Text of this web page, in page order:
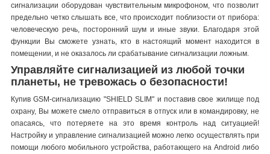
сигнализации оборудован чувствительным микрофоном, что позволит
предельно четко слышать все, что происходит поблизости от прибора:
человеческую речь, посторонний шум и иные звуки. Благодаря этой
функции Вы сможете узнать, кто в настоящий момент находится в
помещении, и не оказалось ли срабатывание сигнализации ложным.
Управляйте сигнализацией из любой точки
планеты, не тревожась о безопасности!
Купив GSM-сигнализацию "SHIELD SLIM" и поставив свое жилище под
охрану, Вы можете смело отправиться в отпуск или в командировку, не
опасаясь, что потеряете на это время контроль над ситуацией!
Настройку и управление сигнализацией можно легко осуществлять при
помощи любого мобильного устройства, работающего на Android либо